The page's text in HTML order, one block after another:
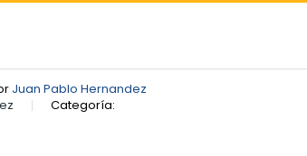
Juan Pablo Hernandez
Categoría: